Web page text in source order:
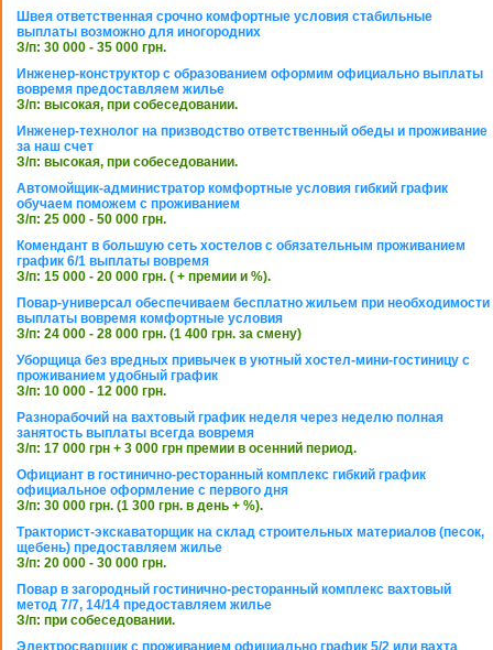
Швея ответственная срочно комфортные условия стабильные
выплаты возможно для иногородних
З/п: 30 000 - 35 000 грн.
Инженер-конструктор с образованием оформим официально выплаты
вовремя предоставляем жилье
З/п: высокая, при собеседовании.
Инженер-технолог на призводство ответственный обеды и проживание
за наш счет
З/п: высокая, при собеседовании.
Автомойщик-администратор комфортные условия гибкий график
обучаем поможем с проживанием
З/п: 25 000 - 50 000 грн.
Комендант в большую сеть хостелов с обязательным проживанием
график 6/1 выплаты вовремя
З/п: 15 000 - 20 000 грн. ( + премии и %).
Повар-универсал обеспечиваем бесплатно жильем при необходимости
выплаты вовремя комфортные условия
З/п: 24 000 - 28 000 грн. (1 400 грн. за смену)
Уборщица без вредных привычек в уютный хостел-мини-гостиницу с
проживанием удобный график
З/п: 10 000 - 12 000 грн.
Разнорабочий на вахтовый график неделя через неделю полная
занятость выплаты всегда вовремя
З/п: 17 000 грн + 3 000 грн премии в осенний период.
Официант в гостинично-ресторанный комплекс гибкий график
официальное оформление с первого дня
З/п: 30 000 грн. (1 300 грн. в день + %).
Тракторист-экскаваторщик на склад строительных материалов (песок,
щебень) предоставляем жилье
З/п: 20 000 - 30 000 грн.
Повар в загородный гостинично-ресторанный комплекс вахтовый
метод 7/7, 14/14 предоставляем жилье
З/п: при собеседовании.